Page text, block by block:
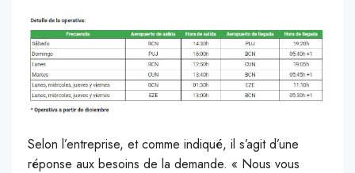
Selon l’entreprise, et comme indiqué, il s’agit d’une
réponse aux besoins de la demande. « Nous vous